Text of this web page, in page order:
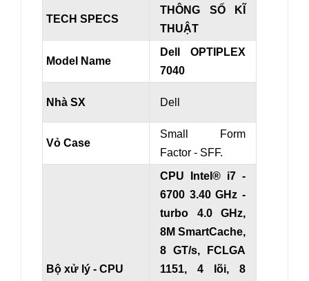
TECH SPECS
THÔNG SỐ KĨ
THUẬT
Model Name
Dell OPTIPLEX
7040
Nhà SX Dell
Vỏ Case
Small Form
Factor - SFF.
Bộ xử lý - CPU
CPU Intel® i7 -
6700 3.40 GHz -
turbo 4.0 GHz,
8M SmartCache,
8 GT/s, FCLGA
1151, 4 lõi, 8